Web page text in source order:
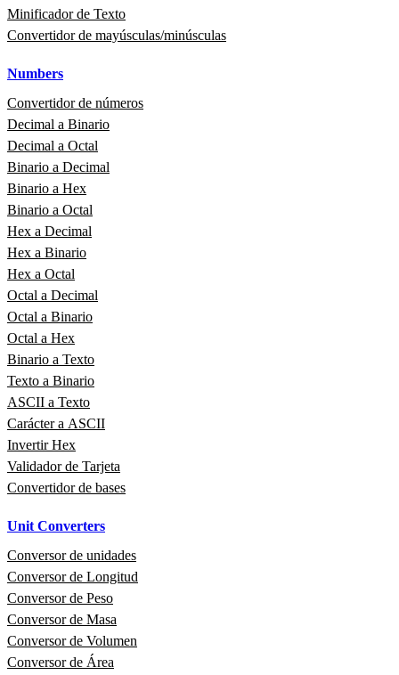
Minificador de Texto
Convertidor de mayúsculas/minúsculas
Numbers
Convertidor de números
Decimal a Binario
Decimal a Octal
Binario a Decimal
Binario a Hex
Binario a Octal
Hex a Decimal
Hex a Binario
Hex a Octal
Octal a Decimal
Octal a Binario
Octal a Hex
Binario a Texto
Texto a Binario
ASCII a Texto
Carácter a ASCII
Invertir Hex
Validador de Tarjeta
Convertidor de bases
Unit Converters
Conversor de unidades
Conversor de Longitud
Conversor de Peso
Conversor de Masa
Conversor de Volumen
Conversor de Área